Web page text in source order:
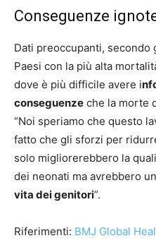
Conseguenze
Dati preoccupanti, secondo
Paesi con la più alta
dove è più difficile avere i
conseguenze che la morte
“Noi speriamo che questo
fatto che gli sforzi per
solo migliorerebbero la
dei neonati ma avrebbero
vita dei genitori”.
Riferimenti: BMJ Global